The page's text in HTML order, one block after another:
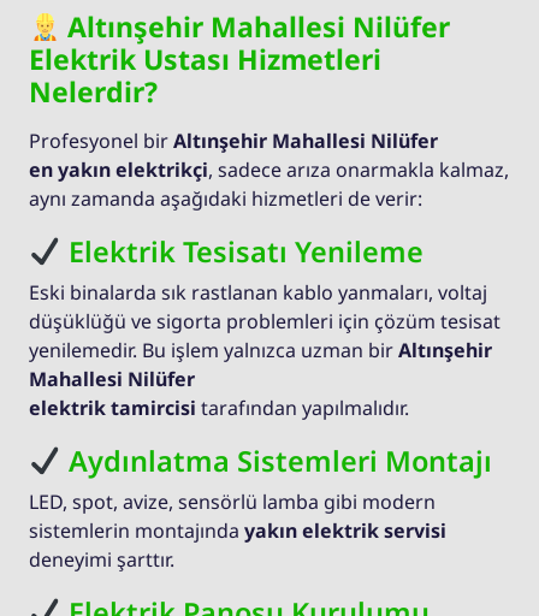
Altınşehir Mahallesi Nilüfer
Elektrik Ustası Hizmetleri
Nelerdir?
Profesyonel birAltınşehir Mahallesi Nilüfer
en yakın elektrikçi, sadece arıza onarmakla kalmaz,
aynı zamanda aşağıdaki hizmetleri de verir:
Elektrik Tesisatı Yenileme
Eski binalarda sık rastlanan kablo yanmaları, voltaj
düşüklüğü ve sigorta problemleri için çözüm tesisat
yenilemedir. Bu işlem yalnızca uzman birAltınşehir
Mahallesi Nilüfer
elektrik tamircisi tarafından yapılmalıdır.
Aydınlatma Sistemleri Montajı
LED, spot, avize, sensörlü lamba gibi modern
sistemlerin montajında yakın elektrik servisi
deneyimi şarttır.